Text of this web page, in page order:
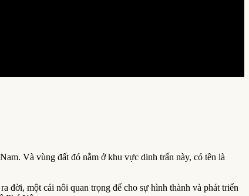
Và vùng đất đó nằm ở khu vực dinh trấn này, có tên là
đời, một cái nôi quan trọng để cho sự hình thành và phát triển